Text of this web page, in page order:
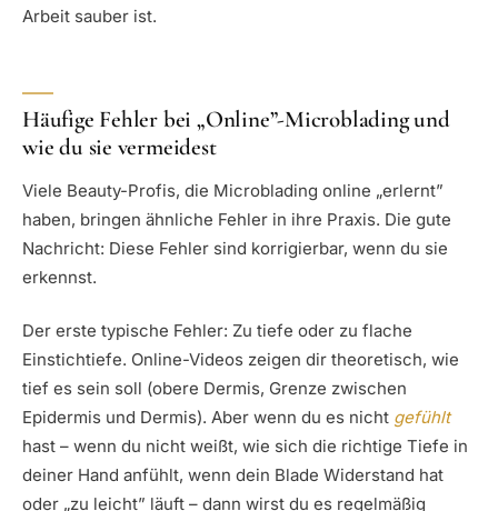
Arbeit sauber ist.
Häufige Fehler bei „Online”-Microblading und
wie du sie vermeidest
Viele Beauty-Profis, die Microblading online „erlernt”
haben, bringen ähnliche Fehler in ihre Praxis. Die gute
Nachricht: Diese Fehler sind korrigierbar, wenn du sie
erkennst.
Der erste typische Fehler: Zu tiefe oder zu flache
Einstichtiefe. Online-Videos zeigen dir theoretisch, wie
tief es sein soll (obere Dermis, Grenze zwischen
Epidermis und Dermis). Aber wenn du es nicht gefühlt
hast – wenn du nicht weißt, wie sich die richtige Tiefe in
deiner Hand anfühlt, wenn dein Blade Widerstand hat
oder „zu leicht” läuft – dann wirst du es regelmäßig